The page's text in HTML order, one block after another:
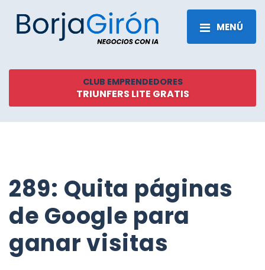
MENÚ
CLUB EMPRENDEDORES
TRIUNFERS LITE GRATIS
289: Quita páginas
de Google para
ganar visitas